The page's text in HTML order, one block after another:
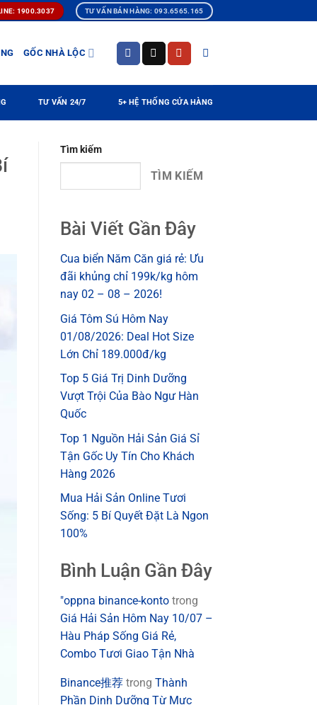
1900.3037 TƯ VẤN BÁN HÀNG: 093.6565.165
GỐC NHÀ LỘC
TƯ VẤN 24/7 5+ HỆ THỐNG CỬA HÀNG
Tìm kiếm
TÌM KIẾM
Bài Viết Gần Đây
Cua biển Năm Căn giá rẻ: Ưu
đãi khủng chỉ 199k/kg hôm
nay 02 – 08 – 2026!
Giá Tôm Sú Hôm Nay
01/08/2026: Deal Hot Size
Lớn Chỉ 189.000đ/kg
Top 5 Giá Trị Dinh Dưỡng
Vượt Trội Của Bào Ngư Hàn
Quốc
Top 1 Nguồn Hải Sản Giá Sỉ
Tận Gốc Uy Tín Cho Khách
Hàng 2026
Mua Hải Sản Online Tươi
Sống: 5 Bí Quyết Đặt Là Ngon
100%
Bình Luận Gần Đây
"oppna binance-kontotrong
Giá Hải Sản Hôm Nay 10/07 –
Hàu Pháp Sống Giá Rẻ,
Combo Tươi Giao Tận Nhà
Binance推荐trong Thành
Phần Dinh Dưỡng Từ Mực